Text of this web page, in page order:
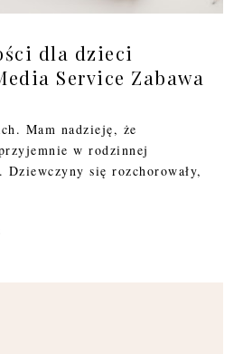
dla dzieci
Service Zabawa
Mam nadzieję, że
w rodzinnej
się rozchorowały,